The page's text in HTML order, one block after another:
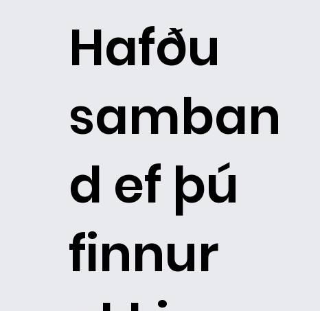
Hafðu
samban
d ef þú
finnur